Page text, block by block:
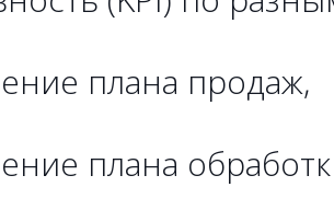
плана продаж,
плана